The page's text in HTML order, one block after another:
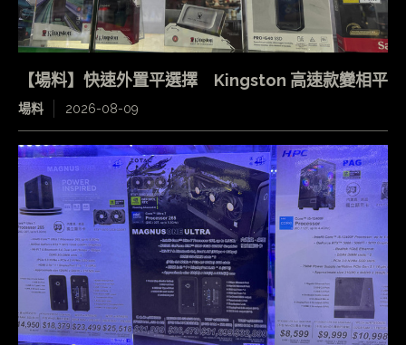
【場料】快速外置平選擇 Kingston 高速款變相平
場料 2026-08-09